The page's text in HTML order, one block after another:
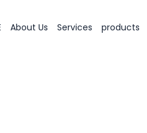
About Us Services products